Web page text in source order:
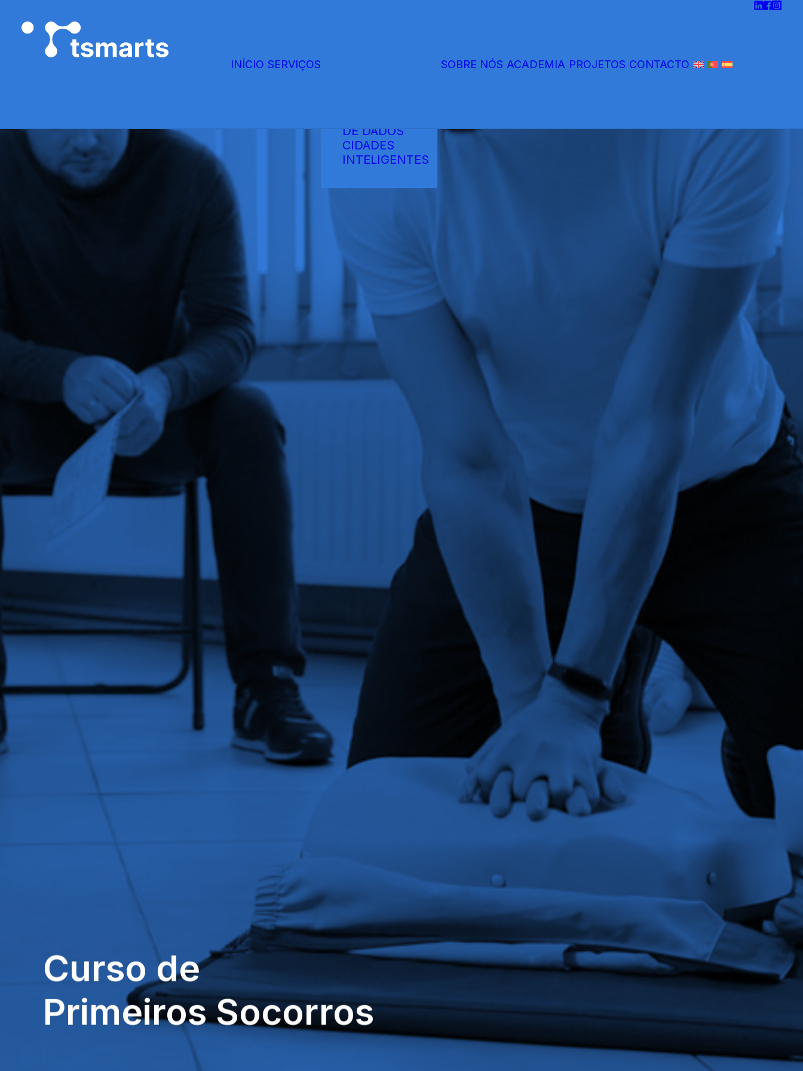
INÍCIO SERVIÇOS
DE DADOS
CIDADES
INTELIGENTES
SOBRE NÓS ACADEMIA PROJETOS CONTACTO
Curso de
Primeiros Socorros